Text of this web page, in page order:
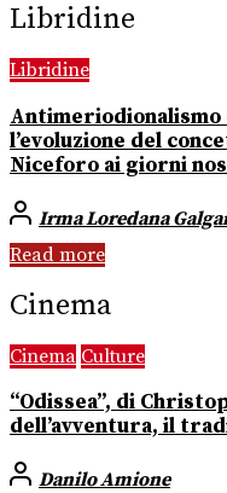
Libridine
Libridine
l’evoluzione del
Niceforo ai giorni
Irma Loredana
Read more
Cinema
Cinema Culture
“Odissea”, di
dell’avventura, il
Danilo Amione